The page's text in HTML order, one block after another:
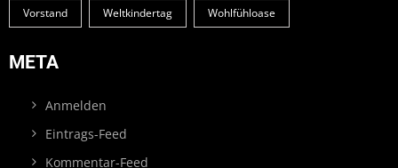
Vorstand Weltkindertag Wohlfühloase
META
Anmelden
Eintrags-Feed
Kommentar-Feed